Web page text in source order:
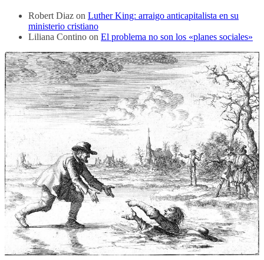
Robert Diaz on Luther King: arraigo anticapitalista en su
ministerio cristiano
Liliana Contino on El problema no son los «planes sociales»